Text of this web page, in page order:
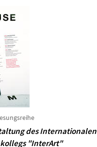
des Internationalen
"InterArt"